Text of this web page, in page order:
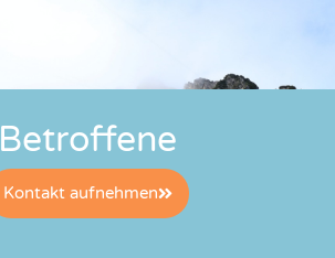
Betroffene
Kontakt aufnehmen